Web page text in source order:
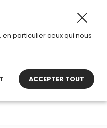
d’ouverture :
particulier ceux qui nous
ACCEPTER TOUT